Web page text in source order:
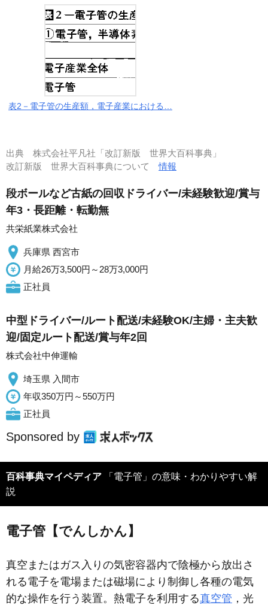
表2－電子管の生産額，電子産業における…
出典 株式会社平凡社「改訂新版 世界大百科事典」
改訂新版 世界大百科事典について情報
段ボールなど古紙の回収ドライバー/未経験歓迎/賞与
年3・長距離・転勤無
共栄紙業株式会社
兵庫県 西宮市
月給26万3,500円～28万3,000円
正社員
中型ドライバー/ルート配送/未経験OK/主婦・主夫歓
迎/固定ルート配送/賞与年2回
株式会社中伸運輸
埼玉県 入間市
年収350万円～550万円
正社員
Sponsored by
百科事典マイペディア 「電子管」の意味・わかりやすい解
説
電子管【でんしかん】
真空またはガス入りの気密容器内で陰極から放出さ
れる電子を電場または磁場により制御し各種の電気
的な操作を行う装置。熱電子を利用する真空管 ，光